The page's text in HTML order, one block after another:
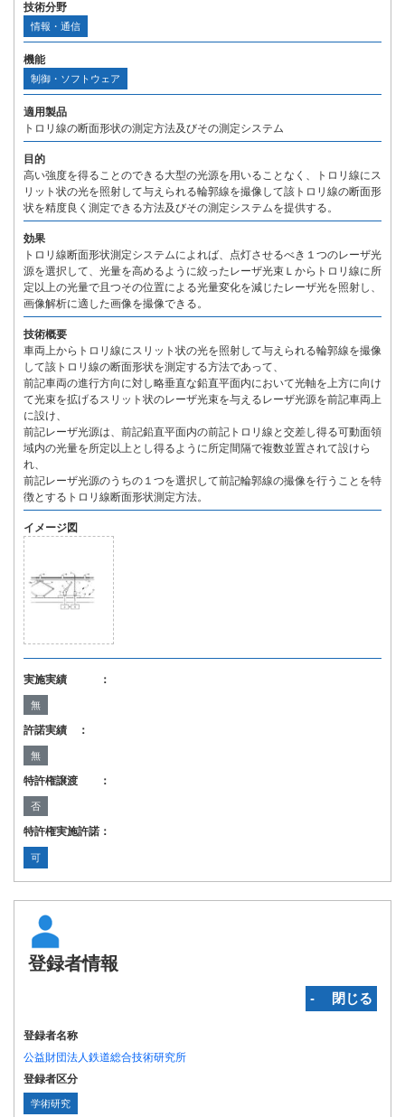
技術分野
情報・通信
機能
制御・ソフトウェア
適用製品
トロリ線の断面形状の測定方法及びその測定システム
目的
高い強度を得ることのできる大型の光源を用いることなく、トロリ線にス
リット状の光を照射して与えられる輪郭線を撮像して該トロリ線の断面形
状を精度良く測定できる方法及びその測定システムを提供する。
効果
トロリ線断面形状測定システムによれば、点灯させるべき１つのレーザ光
源を選択して、光量を高めるように絞ったレーザ光束Ｌからトロリ線に所
定以上の光量で且つその位置による光量変化を減じたレーザ光を照射し、
画像解析に適した画像を撮像できる。
技術概要
車両上からトロリ線にスリット状の光を照射して与えられる輪郭線を撮像
して該トロリ線の断面形状を測定する方法であって、
前記車両の進行方向に対し略垂直な鉛直平面内において光軸を上方に向け
て光束を拡げるスリット状のレーザ光束を与えるレーザ光源を前記車両上
に設け、
前記レーザ光源は、前記鉛直平面内の前記トロリ線と交差し得る可動面領
域内の光量を所定以上とし得るように所定間隔で複数並置されて設けら
れ、
前記レーザ光源のうちの１つを選択して前記輪郭線の撮像を行うことを特
徴とするトロリ線断面形状測定方法。
イメージ図
実施実績 ：
無
許諾実績 ：
無
特許権譲渡 ：
否
特許権実施許諾：
可
登録者情報
‐ 閉じる
登録者名称
公益財団法人鉄道総合技術研究所
登録者区分
学術研究